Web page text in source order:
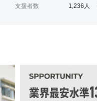
支援者数 1,236 人